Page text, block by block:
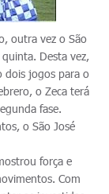
outra vez o São
Desta vez,
dois jogos para o
o Zeca terá
fase.
o São José
força e
Com